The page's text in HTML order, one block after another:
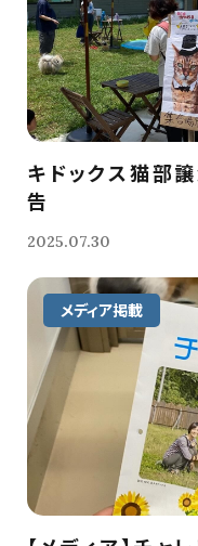
キドックス猫部
告
2025.07.30
メディア掲載